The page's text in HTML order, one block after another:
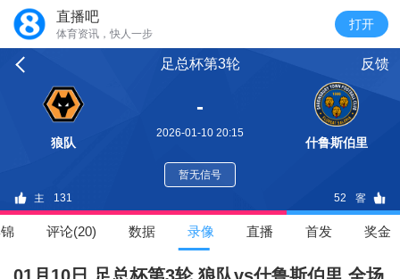
直播吧
体育资讯，快人一步
足总杯第3轮 反馈
狼队
-
2026-01-10 20:15
暂无信号
什鲁斯伯里
131 52
评论(20) 数据 录像 直播 首发 奖金
01月10日 足总杯第3轮 狼队vs什鲁斯伯里 全场